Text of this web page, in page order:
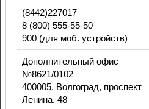
(8442)227017
8 (800) 555-55-50
900 (для моб. устройств)
Дополнительный офис
№8621/0102
400005, Волгоград, проспект
Ленина, 48